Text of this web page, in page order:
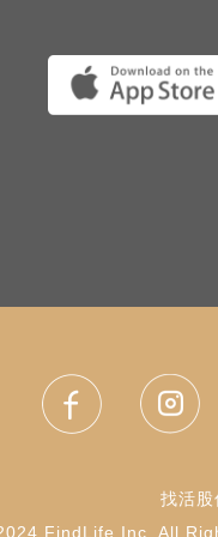
找活
FindLife Inc. All